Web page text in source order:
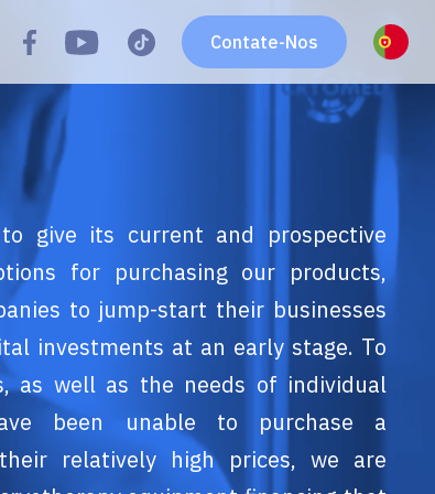
Contate-Nos
give its current and prospective
for purchasing our products,
to jump-start their businesses
investments at an early stage. To
as well as the needs of individual
been unable to purchase a
relatively high prices, we are